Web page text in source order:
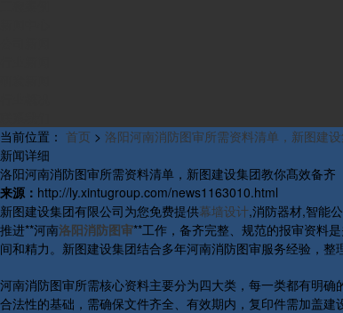
当前位置： 首页 > 洛阳河南消防图审所需资料清单，新图建
新闻详细
洛阳河南消防图审所需资料清单，新图建设集团教你髙效备齐
来源： http://ly.xintugroup.com/news1163010.html
新图建设集团有限公司为您免费提供幕墙设计,消防器材,智能
推进**河南洛阳消防图审**工作，备齐完整、规范的报审资料
间和精力。新图建设集团结合多年河南消防图审服务经验，
河南消防图审所需核心资料主要分为四大类，每一类都有明
合法性的基础，需确保文件齐全、有效期内，复印件需加盖建